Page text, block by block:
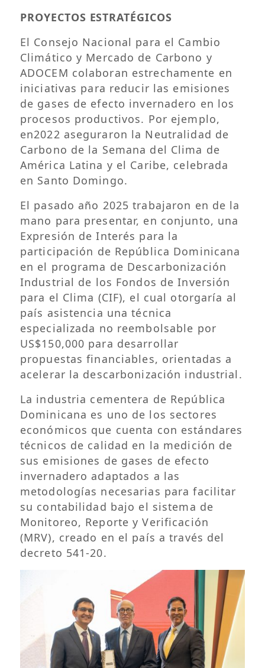
PROYECTOS ESTRATÉGICOS
El Consejo Nacional para el Cambio
Climático y Mercado de Carbono y
ADOCEM colaboran estrechamente en
iniciativas para reducir las emisiones
de gases de efecto invernadero en los
procesos productivos. Por ejemplo,
en2022 aseguraron la Neutralidad de
Carbono de la Semana del Clima de
América Latina y el Caribe, celebrada
en Santo Domingo.
El pasado año 2025 trabajaron en de la
mano para presentar, en conjunto, una
Expresión de Interés para la
participación de República Dominicana
en el programa de Descarbonización
Industrial de los Fondos de Inversión
para el Clima (CIF), el cual otorgaría al
país asistencia una técnica
especializada no reembolsable por
US$150,000 para desarrollar
propuestas financiables, orientadas a
acelerar la descarbonización industrial.
La industria cementera de República
Dominicana es uno de los sectores
económicos que cuenta con estándares
técnicos de calidad en la medición de
sus emisiones de gases de efecto
invernadero adaptados a las
metodologías necesarias para facilitar
su contabilidad bajo el sistema de
Monitoreo, Reporte y Verificación
(MRV), creado en el país a través del
decreto 541-20.